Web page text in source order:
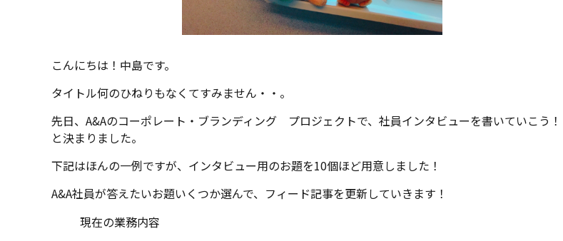
こんにちは！中島です。
タイトル何のひねりもなくてすみません・・。
先日、A&Aのコーポレート・ブランディング プロジェクトで、社員インタビューを書いていこう！
と決まりました。
下記はほんの一例ですが、インタビュー用のお題を10個ほど用意しました！
A&A社員が答えたいお題いくつか選んで、フィード記事を更新していきます！
現在の業務内容